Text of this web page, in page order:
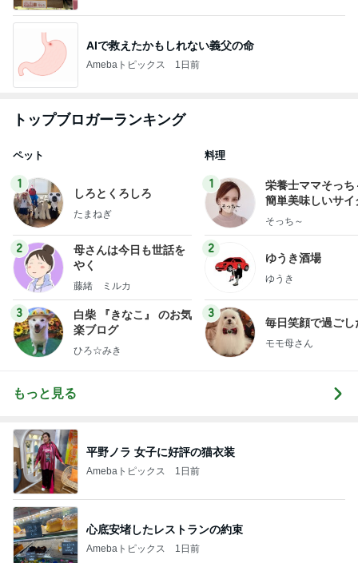
AIで救えたかもしれない義父の命
Amebaトピックス 1日前
トップブロガーランキング
ペット
1
しろとくろしろ
たまねぎ
2
母さんは今日も世話を
やく
藤緒 ミルカ
3
白柴 『きなこ』 のお気
楽ブログ
ひろ☆みき
料理
1
栄養士ママそっち
簡単美味しいサイ
献立
そっち～
2
ゆうき酒場
ゆうき
3
毎日笑顔で過ごし
モモ母さん
もっと見る
平野ノラ 女子に好評の猫衣装
Amebaトピックス 1日前
心底安堵したレストランの約束
Amebaトピックス 1日前